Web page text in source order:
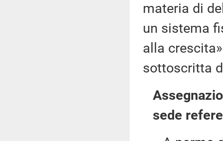
materia di
un sistema
alla
sottoscritta
sede